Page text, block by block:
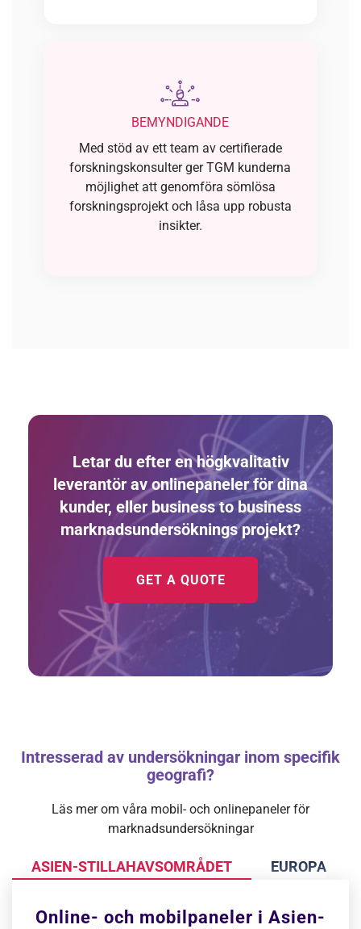
BEMYNDIGANDE
Med stöd av ett team av certifierade
forskningskonsulter ger TGM kunderna
möjlighet att genomföra sömlösa
forskningsprojekt och låsa upp robusta
insikter.
Letar du efter en högkvalitativ
leverantör av onlinepaneler för dina
kunder, eller business to business
marknadsundersöknings projekt?
GET A QUOTE
Intresserad av undersökningar inom specifik
geografi?
Läs mer om våra mobil- och onlinepaneler för
marknadsundersökningar
ASIEN-STILLAHAVSOMRÅDET EUROPA
Online- och mobilpaneler i Asien-